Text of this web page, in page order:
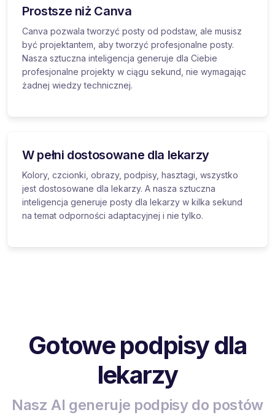
Prostsze niż Canva
Canva pozwala tworzyć posty od podstaw, ale musisz
być projektantem, aby tworzyć profesjonalne posty.
Nasza sztuczna inteligencja generuje dla Ciebie
profesjonalne projekty w ciągu sekund, nie wymagając
żadnej wiedzy technicznej.
W pełni dostosowane dla lekarzy
Kolory, czcionki, obrazy, podpisy, hasztagi, wszystko
jest dostosowane dla lekarzy. A nasza sztuczna
inteligencja generuje posty dla lekarzy w kilka sekund
na temat odporności adaptacyjnej i nie tylko.
Gotowe podpisy dla
lekarzy
Nasz AI generuje podpisy do postów